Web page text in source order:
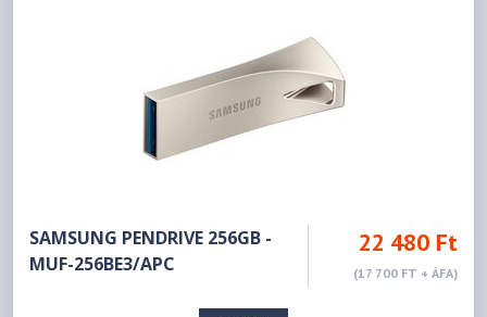
SAMSUNG PENDRIVE 256GB -
MUF-256BE3/APC
22 480 Ft
(17 700 FT + ÁFA)